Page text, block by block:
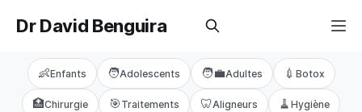
Dr David Benguira
👶Enfants 🧑Adolescents 🧑‍💼Adultes 💉 Botox
🏥Chirurgie 🎯 Traitements 🦷 Aligneurs 🧹 Hygiène